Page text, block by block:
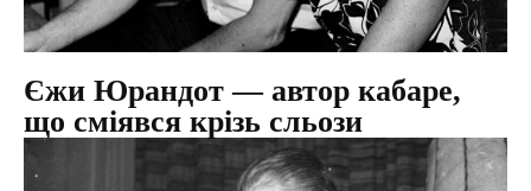
Єжи Юрандот — автор кабаре,
що сміявся крізь сльози